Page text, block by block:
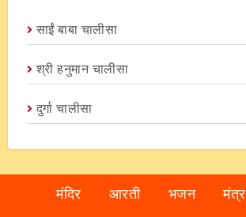
साईं बाबा चालीसा
श्री हनुमान चालीसा
दुर्गा चालीसा
मंदिर आरती भजन मंत्र